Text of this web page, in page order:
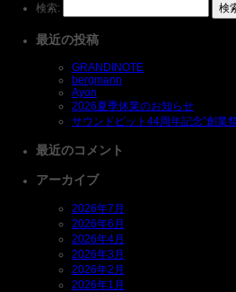
検索:
最近の投稿
GRANDINOTE
bergmann
Ayon
2026夏季休業のお知らせ
サウンドピット44周年記念”創業
最近のコメント
アーカイブ
2026年7月
2026年6月
2026年4月
2026年3月
2026年2月
2026年1月